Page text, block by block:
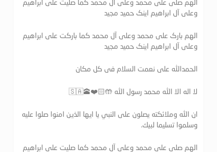
الهم صلی علی محمد وعلی آل محمد کما صلیت علی ابراهیم
وعلی آل ابراهیم اینک حمید مجید
الهم بارک علی محمد وعلی آل محمد کما بارکت علی ابراهیم
وعلی آل ابراهیم اینک حمید مجید
الحمدالله علی نعمت السلام فی کل مکان
لا اله الا الله محمد رسول الله 🤲🏻❤️🕋🇸🇦
ان الله وملائكته يصلون على النبي يا ايها الذين امنوا صلوا عليه
وسلموا تسليما لبيك.
الهم صلی علی محمد وعلی آل محمد کما صلیت علی ابراهیم